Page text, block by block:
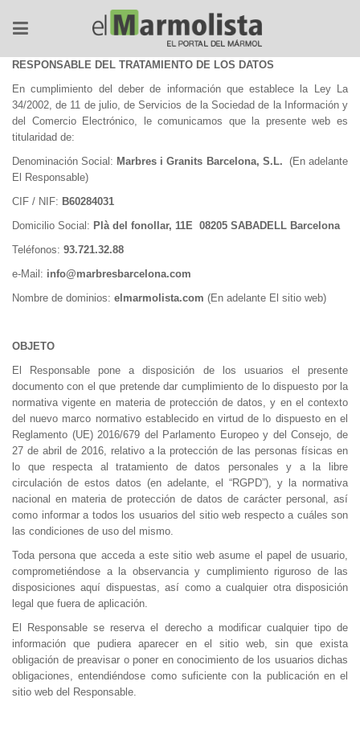
RESPONSABLE DEL TRATAMIENTO DE LOS DATOS
En cumplimiento del deber de información que establece la Ley La
34/2002, de 11 de julio, de Servicios de la Sociedad de la Información y
del Comercio Electrónico, le comunicamos que la presente web es
titularidad de:
Denominación Social: Marbres i Granits Barcelona, S.L. (En adelante
El Responsable)
CIF / NIF: B60284031
Domicilio Social: Plà del fonollar, 11E 08205 SABADELL Barcelona
Teléfonos: 93.721.32.88
e-Mail: info@marbresbarcelona.com
Nombre de dominios: elmarmolista.com (En adelante El sitio web)
OBJETO
El Responsable pone a disposición de los usuarios el presente
documento con el que pretende dar cumplimiento de lo dispuesto por la
normativa vigente en materia de protección de datos, y en el contexto
del nuevo marco normativo establecido en virtud de lo dispuesto en el
Reglamento (UE) 2016/679 del Parlamento Europeo y del Consejo, de
27 de abril de 2016, relativo a la protección de las personas físicas en
lo que respecta al tratamiento de datos personales y a la libre
circulación de estos datos (en adelante, el “RGPD”), y la normativa
nacional en materia de protección de datos de carácter personal, así
como informar a todos los usuarios del sitio web respecto a cuáles son
las condiciones de uso del mismo.
Toda persona que acceda a este sitio web asume el papel de usuario,
comprometiéndose a la observancia y cumplimiento riguroso de las
disposiciones aquí dispuestas, así como a cualquier otra disposición
legal que fuera de aplicación.
El Responsable se reserva el derecho a modificar cualquier tipo de
información que pudiera aparecer en el sitio web, sin que exista
obligación de preavisar o poner en conocimiento de los usuarios dichas
obligaciones, entendiéndose como suficiente con la publicación en el
sitio web del Responsable.